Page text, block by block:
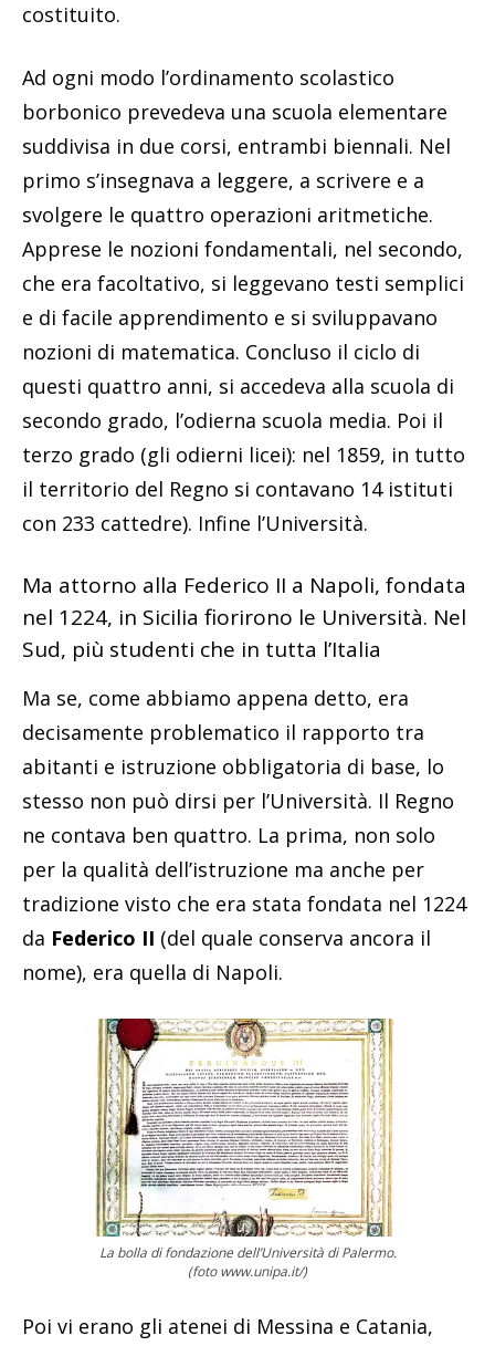
costituito.
Ad ogni modo l’ordinamento scolastico
borbonico prevedeva una scuola elementare
suddivisa in due corsi, entrambi biennali. Nel
primo s’insegnava a leggere, a scrivere e a
svolgere le quattro operazioni aritmetiche.
Apprese le nozioni fondamentali, nel secondo,
che era facoltativo, si leggevano testi semplici
e di facile apprendimento e si sviluppavano
nozioni di matematica. Concluso il ciclo di
questi quattro anni, si accedeva alla scuola di
secondo grado, l’odierna scuola media. Poi il
terzo grado (gli odierni licei): nel 1859, in tutto
il territorio del Regno si contavano 14 istituti
con 233 cattedre). Infine l’Università.
Ma attorno alla Federico II a Napoli, fondata
nel 1224, in Sicilia fiorirono le Università. Nel
Sud, più studenti che in tutta l’Italia
Ma se, come abbiamo appena detto, era
decisamente problematico il rapporto tra
abitanti e istruzione obbligatoria di base, lo
stesso non può dirsi per l’Università. Il Regno
ne contava ben quattro. La prima, non solo
per la qualità dell’istruzione ma anche per
tradizione visto che era stata fondata nel 1224
da Federico II (del quale conserva ancora il
nome), era quella di Napoli.
La bolla di fondazione dell’Università di Palermo.
(foto www.unipa.it/)
Poi vi erano gli atenei di Messina e Catania,